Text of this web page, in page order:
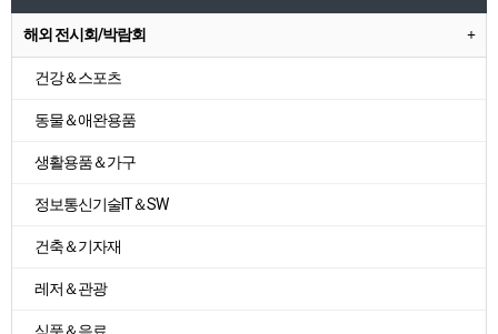
해외 전시회/박람회
건강＆스포츠
동물＆애완용품
생활용품＆가구
정보통신기술IT＆SW
건축＆기자재
레저＆관광